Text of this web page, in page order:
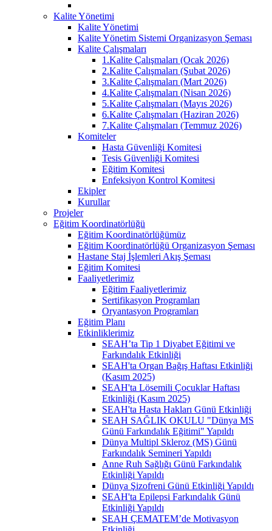
Kalite Yönetimi
Kalite Yönetimi
Kalite Yönetim Sistemi Organizasyon Şeması
Kalite Çalışmaları
1.Kalite Çalışmaları (Ocak 2026)
2.Kalite Çalışmaları (Şubat 2026)
3.Kalite Çalışmaları (Mart 2026)
4.Kalite Çalışmaları (Nisan 2026)
5.Kalite Çalışmaları (Mayıs 2026)
6.Kalite Çalışmaları (Haziran 2026)
7.Kalite Çalışmaları (Temmuz 2026)
Komiteler
Hasta Güvenliği Komitesi
Tesis Güvenliği Komitesi
Eğitim Komitesi
Enfeksiyon Kontrol Komitesi
Ekipler
Kurullar
Projeler
Eğitim Koordinatörlüğü
Eğitim Koordinatörlüğümüz
Eğitim Koordinatörlüğü Organizasyon Şeması
Hastane Staj İşlemleri Akış Şeması
Eğitim Komitesi
Faaliyetlerimiz
Eğitim Faaliyetlerimiz
Sertifikasyon Programları
Oryantasyon Programları
Eğitim Planı
Etkinliklerimiz
SEAH’ta Tip 1 Diyabet Eğitimi ve
Farkındalık Etkinliği
SEAH'ta Organ Bağış Haftası Etkinliği
(Kasım 2025)
SEAH'ta Lösemili Çocuklar Haftası
Etkinliği (Kasım 2025)
SEAH'ta Hasta Hakları Günü Etkinliği
SEAH SAĞLIK OKULU "Dünya MS
Günü Farkındalık Eğitimi" Yapıldı
Dünya Multipl Skleroz (MS) Günü
Farkındalık Semineri Yapıldı
Anne Ruh Sağlığı Günü Farkındalık
Etkinliği Yapıldı
Dünya Şizofreni Günü Etkinliği Yapıldı
SEAH'ta Epilepsi Farkındalık Günü
Etkinliği Yapıldı
SEAH ÇEMATEM’de Motivasyon